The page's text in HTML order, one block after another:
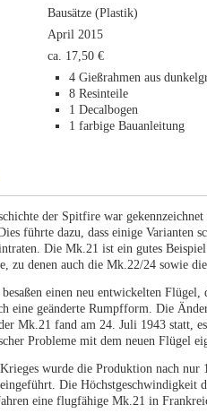
Bausätze (Plastik)
April 2015
ca. 17,50 €
4 Gießrahmen aus
8 Resinteile
1 Decalbogen
1 farbige Bauanleitung
der Spitfire war
führte dazu, dass einige Varianten
Die Mk.21 ist ein gutes
zu denen auch die Mk.22/24 sowie
besaßen einen neu entwickelten
eine geänderte Rumpfform. Die
Mk.21 fand am 24. Juli 1943 statt,
Probleme mit dem neuen Flügel
wurde die Produktion nach
Die Höchstgeschwindigkeit
eine flugfähige Mk.21 in